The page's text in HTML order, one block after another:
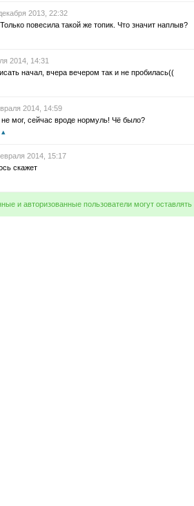
2013, 22:32
повесила такой же топик. Что значит наплыв?
2014, 14:31
начал, вчера вечером так и не пробилась((
2014, 14:59
мог, сейчас вроде нормуль! Чё было?
2014, 15:17
скажет
и авторизованные пользователи могут